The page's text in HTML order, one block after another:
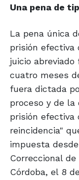
Una pena de
La pena única
prisión efectiva
juicio
cuatro meses
fuera dictada
proceso y de la
prisión efectiva
reincidencia"
impuesta
Correccional
Córdoba, el 8